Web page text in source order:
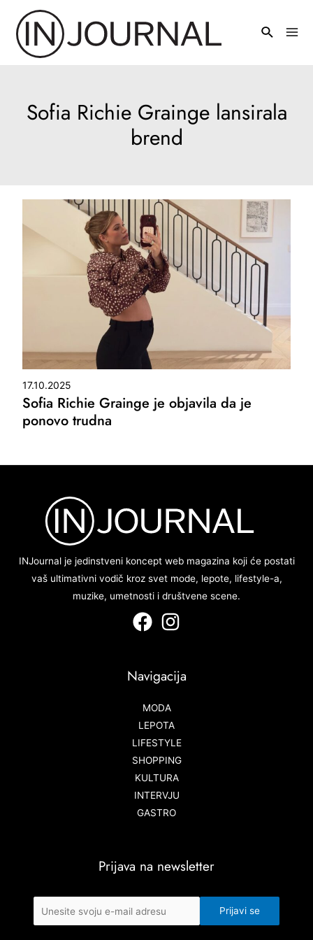
sadržaj
Sofia Richie Grainge lansirala
brend
17.10.2025
Sofia Richie Grainge je objavila da je
ponovo trudna
INJournal je jedinstveni koncept web magazina koji će postati
vaš ultimativni vodič kroz svet mode, lepote, lifestyle-a,
muzike, umetnosti i društvene scene.
Navigacija
MODA
LEPOTA
LIFESTYLE
SHOPPING
KULTURA
INTERVJU
GASTRO
Prijava na newsletter